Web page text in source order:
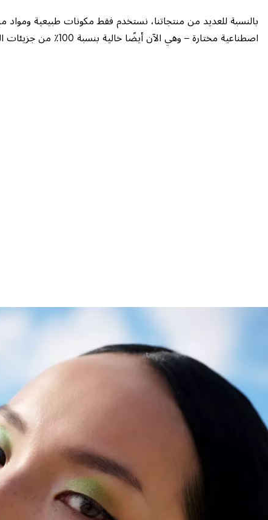
بالنسبة للعديد من منتجاتنا، نستخدم فقط مكونات طبيعية
اصطناعية مختارة – وهي الآن أيضًا خالية بنسبة 100٪ من جزيئات البلاستيك الدقيق.